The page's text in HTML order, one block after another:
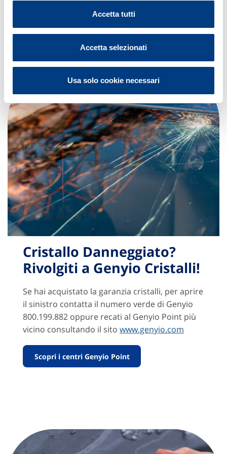
Accetta tutti
Accetta selezionati
Usa solo cookie necessari
Cristallo Danneggiato?
Rivolgiti a Genyio Cristalli!
Se hai acquistato la garanzia cristalli, per aprire
il sinistro contatta il numero verde di Genyio
800.199.882 oppure recati al Genyio Point più
vicino consultando il sito www.genyio.com
Scopri i centri Genyio Point